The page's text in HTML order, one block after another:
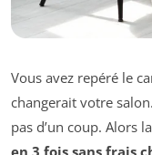
Vous avez repéré le
changerait votre
pas d’un coup. Alors
en 3 fois sans frais